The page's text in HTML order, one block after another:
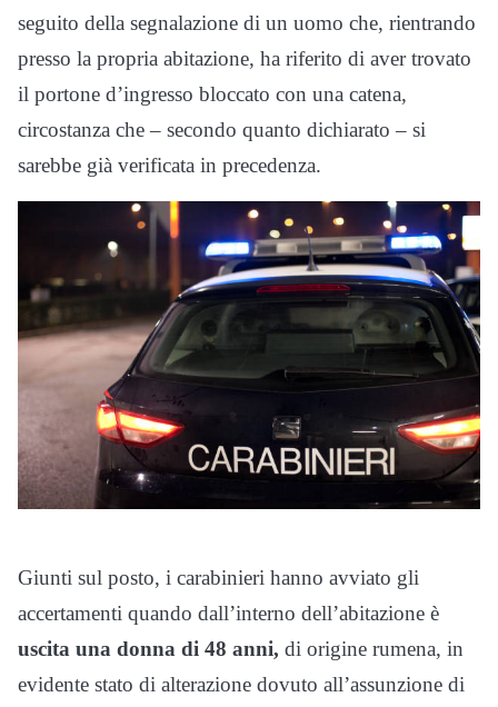
seguito della segnalazione di un uomo che, rientrando
presso la propria abitazione, ha riferito di aver trovato
il portone d’ingresso bloccato con una catena,
circostanza che – secondo quanto dichiarato – si
sarebbe già verificata in precedenza.
Giunti sul posto, i carabinieri hanno avviato gli
accertamenti quando dall’interno dell’abitazione è
uscita una donna di 48 anni, di origine rumena, in
evidente stato di alterazione dovuto all’assunzione di